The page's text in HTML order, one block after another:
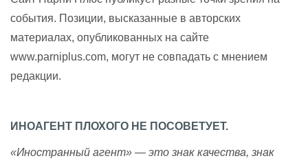
события. Позиции, высказанные в авторских
материалах, опубликованных на сайте
www.parniplus.com, могут не совпадать с мнением
редакции.
ИНОАГЕНТ ПЛОХОГО НЕ ПОСОВЕТУЕТ.
«Иностранный агент» — это знак качества, знак